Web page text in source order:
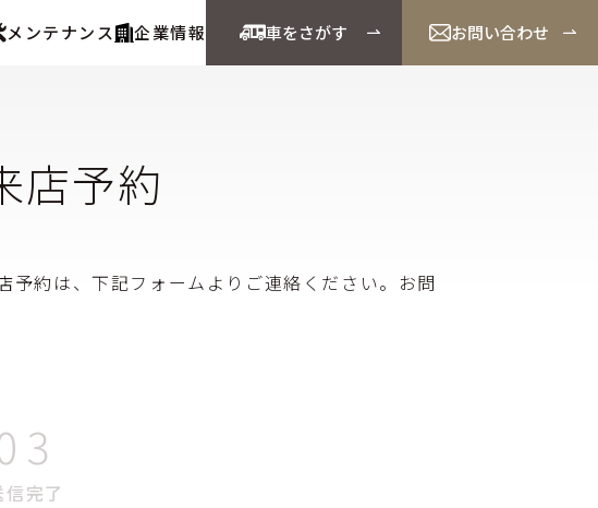
メンテナンス 企業情報 車をさがす お問い合わせ
店予約
約は、下記フォームよりご連絡ください。お問
信完了